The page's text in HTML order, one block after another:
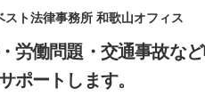
ト法律事務所 和歌山オフィス
労働問題・交通事故な
ポートします。